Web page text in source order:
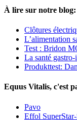
À lire sur notre blog:
Clôtures
L’alimentation
Test : Bridon
La santé
Produkttest:
Equus Vitalis, c'est
Pavo
Effol